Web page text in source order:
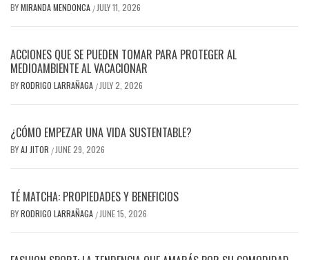
BYMIRANDA MENDONCA / JULY 11, 2026
ACCIONES QUE SE PUEDEN TOMAR PARA PROTEGER AL
MEDIOAMBIENTE AL VACACIONAR
BYRODRIGO LARRAÑAGA / JULY 2, 2026
¿CÓMO EMPEZAR UNA VIDA SUSTENTABLE?
BYAJ JITOR / JUNE 29, 2026
TÉ MATCHA: PROPIEDADES Y BENEFICIOS
BYRODRIGO LARRAÑAGA / JUNE 15, 2026